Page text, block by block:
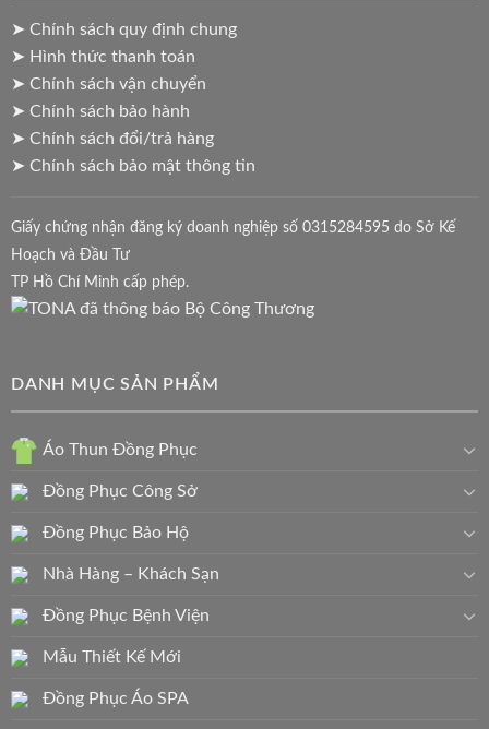
➤ Chính sách quy định chung
➤ Hình thức thanh toán
➤ Chính sách vận chuyển
➤ Chính sách bảo hành
➤ Chính sách đổi/trả hàng
➤ Chính sách bảo mật thông tin
Giấy chứng nhận đăng ký doanh nghiệp số 0315284595 do Sở Kế
Hoạch và Đầu Tư
TP Hồ Chí Minh cấp phép.
DANH MỤC SẢN PHẨM
Áo Thun Đồng Phục
Đồng Phục Công Sở
Đồng Phục Bảo Hộ
Nhà Hàng – Khách Sạn
Đồng Phục Bệnh Viện
Mẫu Thiết Kế Mới
Đồng Phục Áo SPA